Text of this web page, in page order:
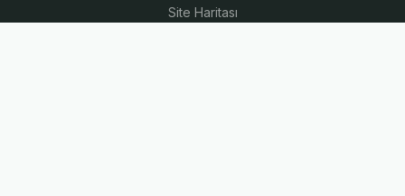
Site Haritası